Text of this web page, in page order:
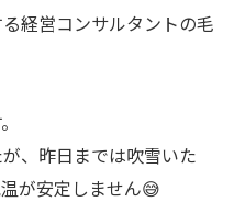
経営コンサルタントの毛
、昨日までは吹雪いた
が安定しません😅